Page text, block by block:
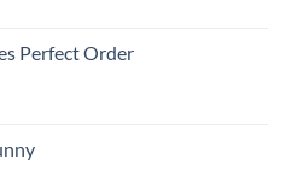
Perfect Order